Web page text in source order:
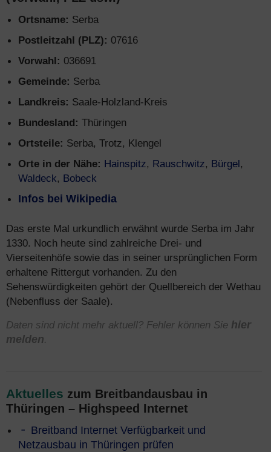
Ortsname: Serba
Postleitzahl (PLZ): 07616
Vorwahl: 036691
Gemeinde: Serba
Landkreis: Saale-Holzland-Kreis
Bundesland: Thüringen
Ortsteile: Serba, Trotz, Klengel
Orte in der Nähe: Hainspitz, Rauschwitz, Bürgel,
Waldeck, Bobeck
Infos bei Wikipedia
Das erste Mal urkundlich erwähnt wurde Serba im Jahr
1330. Noch heute sind zahlreiche Drei- und
Vierseitenhöfe sowie das in seiner ursprünglichen Form
erhaltene Rittergut vorhanden. Zu den
Sehenswürdigkeiten gehört der Quellbereich der Wethau
(Nebenfluss der Saale).
Daten sind nicht mehr aktuell? Fehler können Sie hier
melden.
Aktuelles zum Breitbandausbau in
Thüringen – Highspeed Internet
Breitband Internet Verfügbarkeit und
Netzausbau in Thüringen prüfen